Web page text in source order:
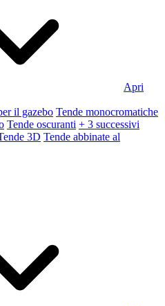
Apri
il gazebo Tende monocromatiche
Tende oscuranti + 3 successivi
3D Tende abbinate al